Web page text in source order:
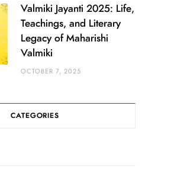
Valmiki Jayanti 2025: Life,
Teachings, and Literary
Legacy of Maharishi
Valmiki
OCTOBER 7, 2025
CATEGORIES